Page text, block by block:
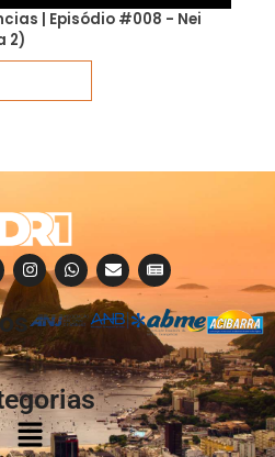
| Episódio #008 - Nei
2)